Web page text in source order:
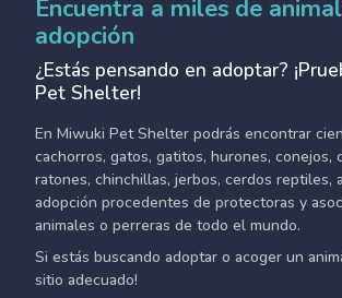
Encuentra a miles de
adopción
¿Estás pensando en adoptar?
Pet Shelter!
En Miwuki Pet Shelter podrás encontrar
cachorros, gatos, gatitos, hurones, conejos,
ratones, chinchillas, jerbos, cerdos reptiles,
adopción procedentes de protectoras y
animales o perreras de todo el mundo.
Si estás buscando adoptar o acoger un
sitio adecuado!